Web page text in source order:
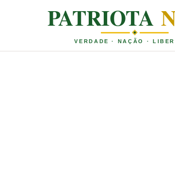
PATRIOTA
VERDADE · NAÇÃO ·